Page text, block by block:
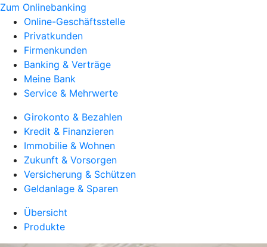
Zum Onlinebanking
Online-Geschäftsstelle
Privatkunden
Firmenkunden
Banking & Verträge
Meine Bank
Service & Mehrwerte
Girokonto & Bezahlen
Kredit & Finanzieren
Immobilie & Wohnen
Zukunft & Vorsorgen
Versicherung & Schützen
Geldanlage & Sparen
Übersicht
Produkte